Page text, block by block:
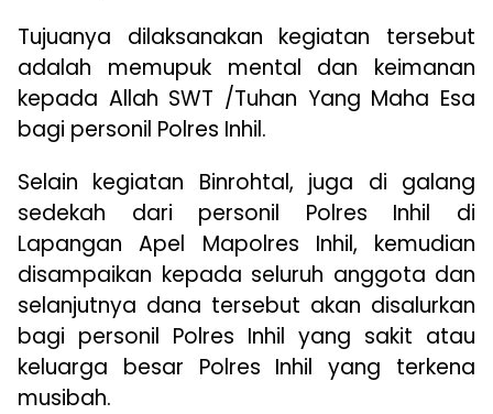
Tujuanya dilaksanakan kegiatan tersebut
adalah memupuk mental dan keimanan
kepada Allah SWT /Tuhan Yang Maha Esa
bagi personil Polres Inhil.
Selain kegiatan Binrohtal, juga di galang
sedekah dari personil Polres Inhil di
Lapangan Apel Mapolres Inhil, kemudian
disampaikan kepada seluruh anggota dan
selanjutnya dana tersebut akan disalurkan
bagi personil Polres Inhil yang sakit atau
keluarga besar Polres Inhil yang terkena
musibah.